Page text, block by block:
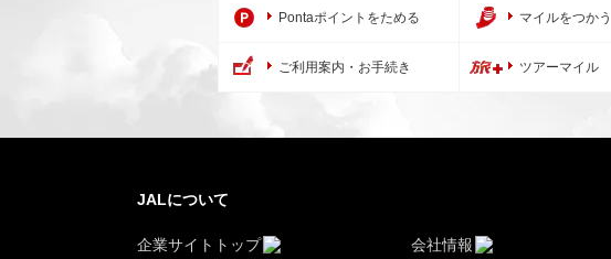
Pontaポイントをためる マイルをつかう
ご利用案内・お手続き ツアーマイル
JALについて
企業サイトトップ 会社情報